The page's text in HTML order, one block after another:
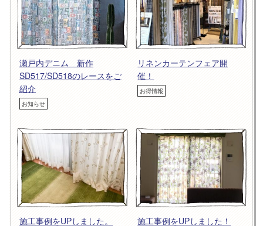
瀬戸内デニム 新作
SD517/SD518のレースをご
紹介
お知らせ
リネンカーテンフェア開
催！
お得情報
施工事例をUPしました。 施工事例をUPしました！